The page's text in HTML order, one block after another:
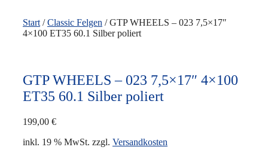
Start /Classic Felgen / GTP WHEELS – 023 7,5×17″
4×100 ET35 60.1 Silber poliert
GTP WHEELS – 023 7,5×17″ 4×100
ET35 60.1 Silber poliert
199,00 €
inkl. 19 % MwSt. zzgl. Versandkosten